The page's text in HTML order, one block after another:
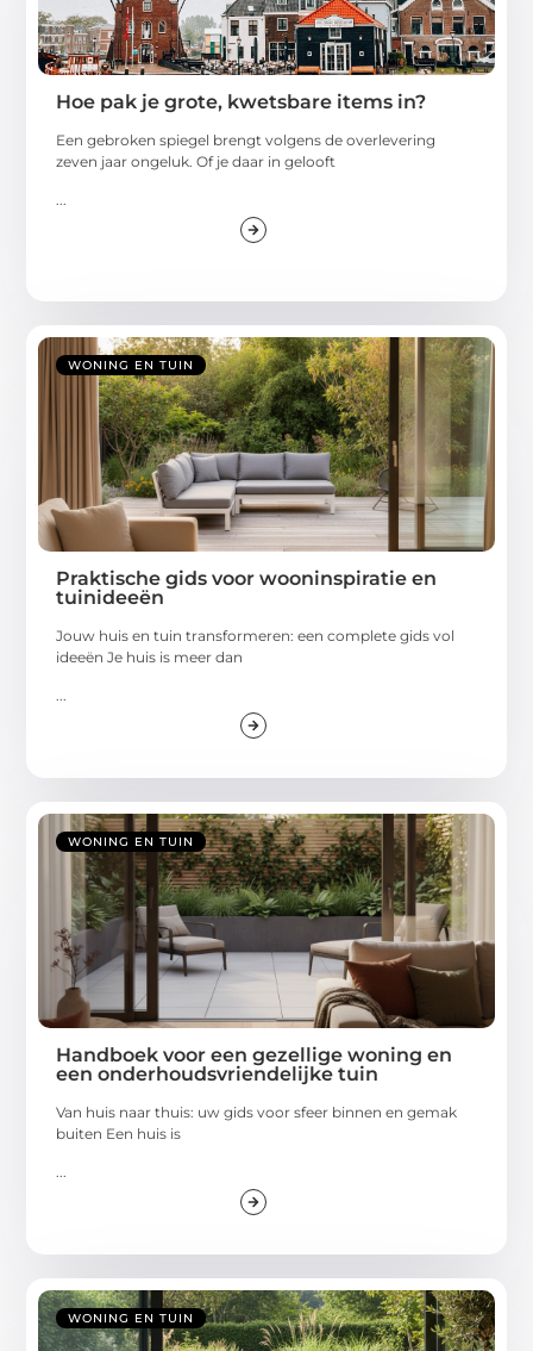
Hoe pak je grote, kwetsbare items in?
Een gebroken spiegel brengt volgens de overlevering
zeven jaar ongeluk. Of je daar in gelooft
...
WONING EN TUIN
Praktische gids voor wooninspiratie en
tuinideeën
Jouw huis en tuin transformeren: een complete gids vol
ideeën Je huis is meer dan
...
WONING EN TUIN
Handboek voor een gezellige woning en
een onderhoudsvriendelijke tuin
Van huis naar thuis: uw gids voor sfeer binnen en gemak
buiten Een huis is
...
WONING EN TUIN